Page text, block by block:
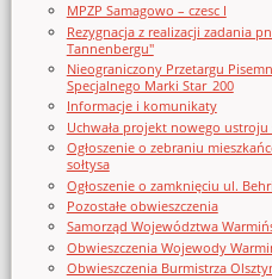
MPZP Samagowo – czesc I
Rezygnacja z realizacji zadania
Tannenbergu"
Nieograniczony Przetargu
Specjalnego Marki Star_200
Informacje i komunikaty
Uchwała projekt nowego ustroju
Ogłoszenie o zebraniu
sołtysa
Ogłoszenie o zamknięciu ul.
Pozostałe obwieszczenia
Samorząd Województwa
Obwieszczenia Wojewody
Obwieszczenia Burmistrza